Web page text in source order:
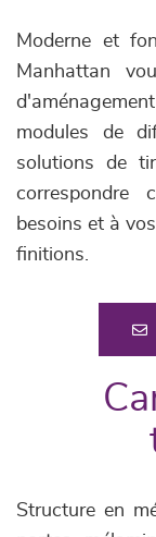
Moderne et
Manhattan
modules de
solutions de
correspondre
besoins et à
finitions.
Structure en